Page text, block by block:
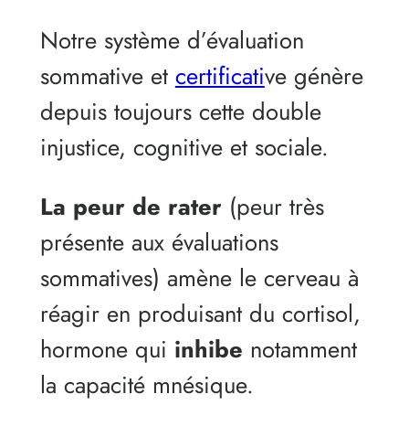
Notre système d’évaluation
sommative et certificative génère
depuis toujours cette double
injustice, cognitive et sociale.
La peur de rater(peur très
présente aux évaluations
sommatives) amène le cerveau à
réagir en produisant du cortisol,
hormone qui inhibe notamment
la capacité mnésique.